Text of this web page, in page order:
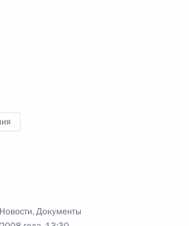
Новости,Документы